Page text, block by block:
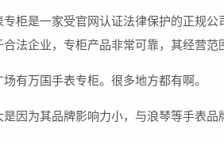
柜是一家受官网认证法律保护的正规
法企业，专柜产品非常可靠，其经营范
有万国手表专柜。很多地方都有啊。
因为其品牌影响力小，与浪琴等手表品